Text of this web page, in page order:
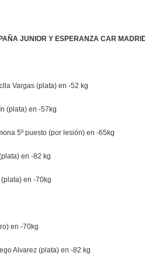
JUNIOR Y ESPERANZA CAR
Vargas (plata) en -52 kg
(plata) en -57kg
5º puesto (por lesión) en -65kg
en -82 kg
en -70kg
en -70kg
Alvarez (plata) en -82 kg